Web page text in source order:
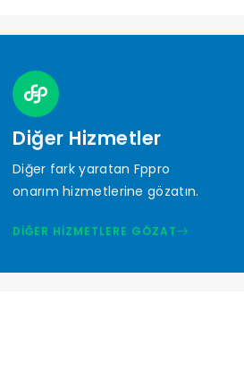
Diğer Hizmetler
Diğer fark yaratan Fppro
onarım hizmetlerine gözatın.
DIĞER HIZMETLERE GÖZAT